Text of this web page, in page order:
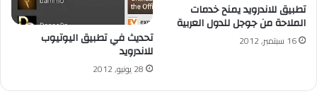
تطبيق للاندرويد يمنح خدمات
الملاحة من جوجل للدول العربية
16 سبتمبر, 2012 تحديث في تطبيق اليوتيوب
للاندرويد
28 يونيو, 2012